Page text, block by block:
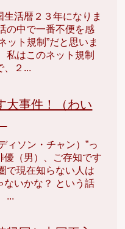
生活暦２３年になりま
の中で一番不便を感
ット規制”だと思いま
私はこのネット規制
、２...
大事件！（わい
ィソン・チャン）”っ
優（男）、ご存知です
で現在知らない人は
ないかな？ という話
...